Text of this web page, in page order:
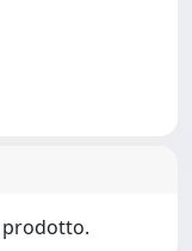
prodotto.